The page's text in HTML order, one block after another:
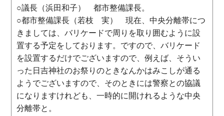
○議長（浜田和子） 都市整備課長。
○都市整備課長（若枝 実） 現在、中央分離帯につ
きましては、バリケードで周りを取り囲むように設
置する予定をしております。ですので、バリケード
を設置するだけでございますので、例えば、そうい
った日吉神社のお祭りのときなんかはみこしが通る
ようでございますので、そのときには警察との協議
になりますけれども、一時的に開けれるような中央
分離帯と。